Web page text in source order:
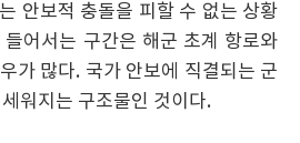
안보적 충돌을 피할 수 없는 상황
어서는 구간은 해군 초계 항로와
가 많다. 국가 안보에 직결되는 군
워지는 구조물인 것이다.